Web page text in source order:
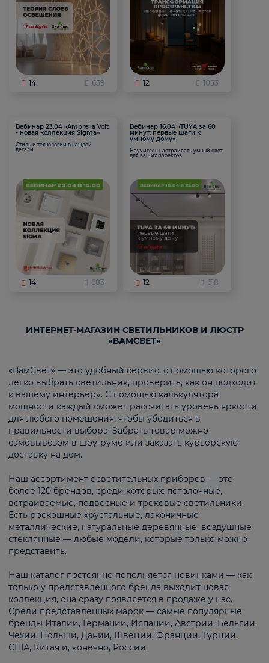
14 659 12 1053
Вебинар 23.04 «Ambrella Volt
- новая коллекция Sigma»
Стиль и технологии в каждой
детали
14 683
Вебинар 16.04 «TUYA за 60
минут: первые шаги к
умному дому»
Научитесь настраивать умный свет
для ваших проектов
12 618
ИНТЕРНЕТ-МАГАЗИН СВЕТИЛЬНИКОВ И ЛЮСТР
«ВАМСВЕТ»
«ВамСвет» — это удобный сервис, с помощью которого
легко выбрать светильник, проверить, как он подходит
к вашему интерьеру. С помощью калькулятора
мощности каждый сможет рассчитать уровень яркости
для любого помещения, чтобы убедиться в
правильности выбора. Забрать товар можно
самовывозом в шоу-руме или заказать курьерскую
доставку на дом.
Наш ассортимент осветительных приборов — это
более 120 брендов, среди которых: потолочные,
встраиваемые, подвесные и трековые светильники.
Есть роскошные хрустальные, лаконичные
металлические, натуральные деревянные, воздушные
стеклянные — любые модели, которые только можно
представить.
Наш каталог постоянно пополняется новинками — как
только у представленного бренда выходит новая
коллекция, она сразу появляется в продаже у нас.
Среди представленных марок — самые популярные
бренды Италии, Германии, Испании, Австрии, Бельгии,
Чехии, Польши, Дании, Швеции, Франции, Турции,
США, Китая и, конечно, России.